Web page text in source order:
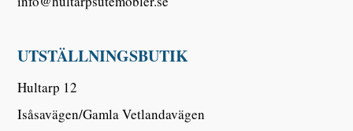
UTSTÄLLNINGSBUTIK
Hultarp 12
Isåsavägen/Gamla Vetlandavägen